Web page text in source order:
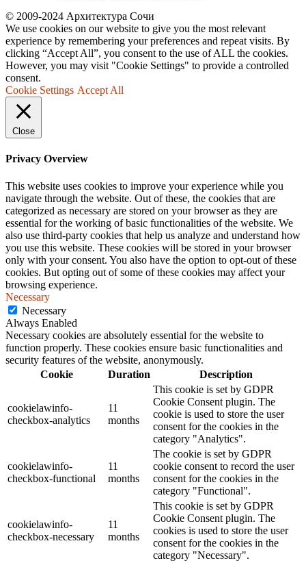
© 2009-2024 Архитектура Сочи
We use cookies on our website to give you the most relevant
experience by remembering your preferences and repeat visits. By
clicking “Accept All”, you consent to the use of ALL the cookies.
However, you may visit "Cookie Settings" to provide a controlled
consent.
Cookie Settings Accept All
Close
Privacy Overview
This website uses cookies to improve your experience while you
navigate through the website. Out of these, the cookies that are
categorized as necessary are stored on your browser as they are
essential for the working of basic functionalities of the website. We
also use third-party cookies that help us analyze and understand how
you use this website. These cookies will be stored in your browser
only with your consent. You also have the option to opt-out of these
cookies. But opting out of some of these cookies may affect your
browsing experience.
Necessary
Necessary
Always Enabled
Necessary cookies are absolutely essential for the website to
function properly. These cookies ensure basic functionalities and
security features of the website, anonymously.
Cookie
Duration Description
cookielawinfo-
checkbox-analytics
11
months
This cookie is set by GDPR
Cookie Consent plugin. The
cookie is used to store the user
consent for the cookies in the
category "Analytics".
cookielawinfo-
checkbox-functional
11
months
The cookie is set by GDPR
cookie consent to record the user
consent for the cookies in the
category "Functional".
cookielawinfo-
checkbox-necessary
11
months
This cookie is set by GDPR
Cookie Consent plugin. The
cookies is used to store the user
consent for the cookies in the
category "Necessary".